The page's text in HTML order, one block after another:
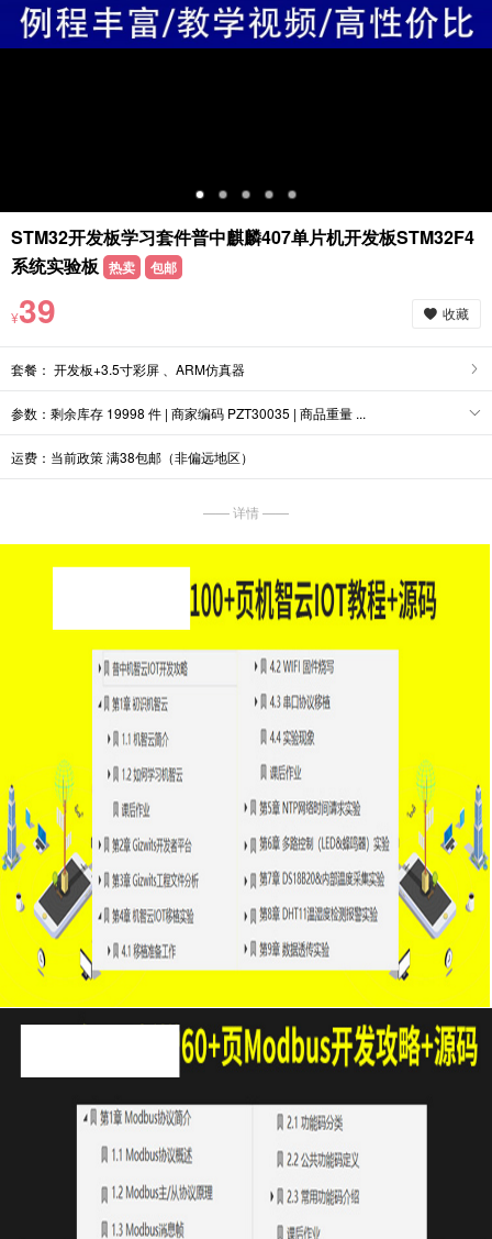
STM32开发板学习套件普中麒麟407单片机开发板STM32F4
系统实验板 热卖 包邮
¥39 收藏
套餐： 开发板+3.5寸彩屏 、ARM仿真器
参数：剩余库存 19998 件 | 商家编码 PZT30035 | 商品重量 ...
运费：当前政策 满38包邮（非偏远地区）
—— 详情 ——